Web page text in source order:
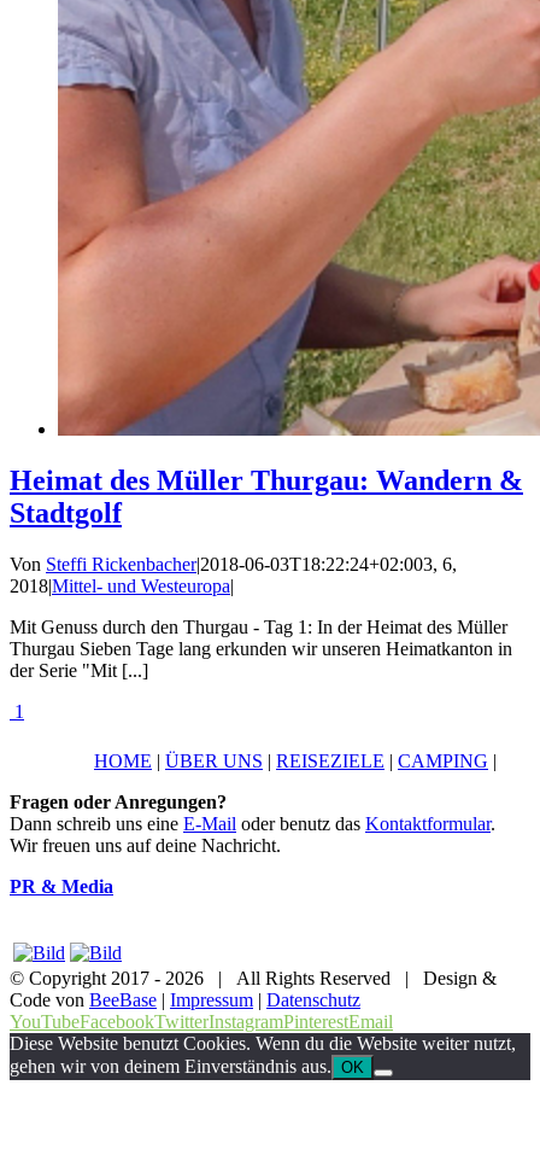
Heimat des Müller Thurgau: Wandern &
Stadtgolf
Von Steffi Rickenbacher|2018-06-03T18:22:24+02:003, 6,
2018|Mittel- und Westeuropa|
Mit Genuss durch den Thurgau - Tag 1: In der Heimat des Müller
Thurgau Sieben Tage lang erkunden wir unseren Heimatkanton in
der Serie "Mit [...]
1
HOME | ÜBER UNS | REISEZIELE | CAMPING |
Fragen oder Anregungen?
Dann schreib uns eine E-Mail oder benutz das Kontaktformular.
Wir freuen uns auf deine Nachricht.
PR & Media
© Copyright 2017 - 2026 | All Rights Reserved | Design &
Code von BeeBase | Impressum | Datenschutz
YouTubeFacebookTwitterInstagramPinterestEmail
Diese Website benutzt Cookies. Wenn du die Website weiter nutzt,
gehen wir von deinem Einverständnis aus. OK